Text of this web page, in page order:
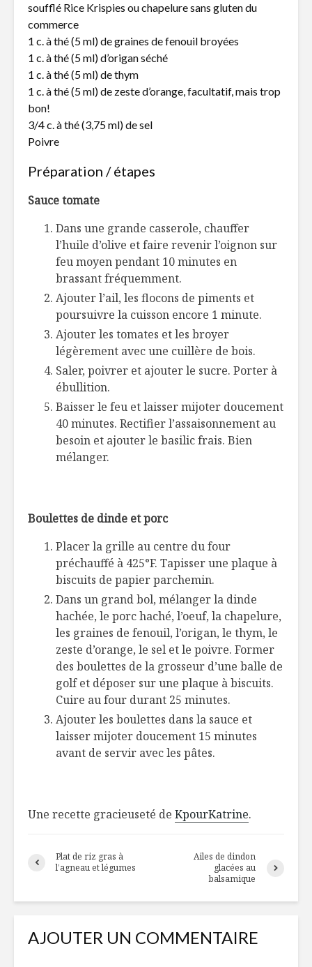
soufflé Rice Krispies ou chapelure sans gluten du
commerce
1 c. à thé (5 ml) de graines de fenouil broyées
1 c. à thé (5 ml) d’origan séché
1 c. à thé (5 ml) de thym
1 c. à thé (5 ml) de zeste d’orange, facultatif, mais trop
bon!
3/4 c. à thé (3,75 ml) de sel
Poivre
Préparation / étapes
Sauce tomate
Dans une grande casserole, chauffer
l’huile d’olive et faire revenir l’oignon sur
feu moyen pendant 10 minutes en
brassant fréquemment.
Ajouter l’ail, les flocons de piments et
poursuivre la cuisson encore 1 minute.
Ajouter les tomates et les broyer
légèrement avec une cuillère de bois.
Saler, poivrer et ajouter le sucre. Porter à
ébullition.
Baisser le feu et laisser mijoter doucement
40 minutes. Rectifier l’assaisonnement au
besoin et ajouter le basilic frais. Bien
mélanger.
Boulettes de dinde et porc
Placer la grille au centre du four
préchauffé à 425°F. Tapisser une plaque à
biscuits de papier parchemin.
Dans un grand bol, mélanger la dinde
hachée, le porc haché, l’oeuf, la chapelure,
les graines de fenouil, l’origan, le thym, le
zeste d’orange, le sel et le poivre. Former
des boulettes de la grosseur d’une balle de
golf et déposer sur une plaque à biscuits.
Cuire au four durant 25 minutes.
Ajouter les boulettes dans la sauce et
laisser mijoter doucement 15 minutes
avant de servir avec les pâtes.
Une recette gracieuseté de KpourKatrine.
Plat de riz gras à
l’agneau et légumes
Ailes de dindon
glacées au
balsamique
AJOUTER UN COMMENTAIRE